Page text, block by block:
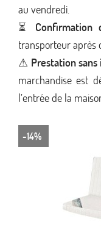
au vendredi.
⏳
transporteur après
⚠ Prestation
marchandise est
l’entrée de la
-14%